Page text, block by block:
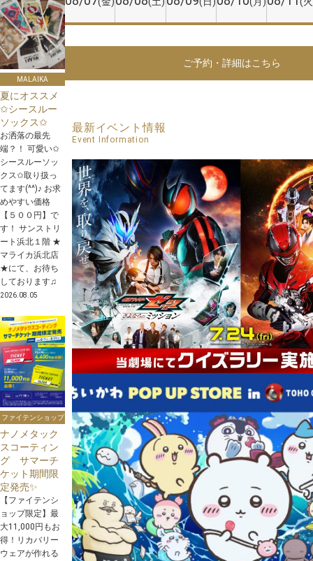
MALAIKA
夏にオススメ
✩シースルー
ソックス✩
お洒落の最先
端？！ 可愛い✩
シースルーソッ
クス✩取り扱っ
てます(^^)♪ お求
めやすい価格
【５００円】で
す！ サンストリ
ート浜北１階 ★
マライカ浜北店
★にて、お待ち
しております♫
2026.08.05
ファイテンショップ
ナノメタック
スコーティン
グ サマーチ
ケット期間限
定発売✨
【ファイテンシ
ョップ限定】最
大11,000円もお
得！リカバリー
ウェアが作れる
ご予約・詳細はこちら
最新イベント情報
Event Information